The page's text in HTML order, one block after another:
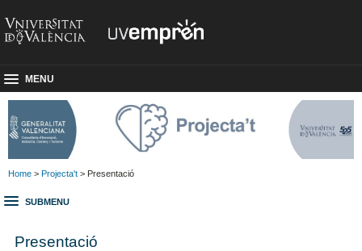
MENU
Home > Projecta't > Presentació
SUBMENU
Presentació